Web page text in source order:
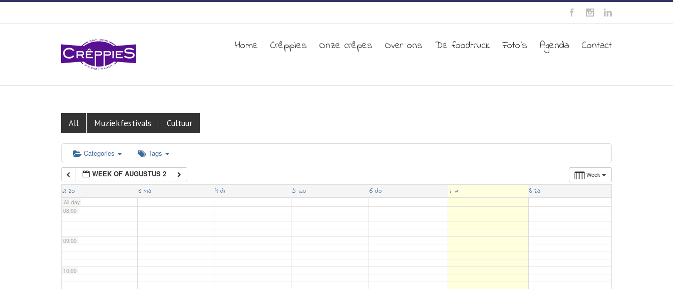
Home Crêppies Onze crêpes Over ons De foodtruck Foto’s Agenda Contact
All Muziekfestivals Cultuur
Categories Tags
Week
WEEK OF AUGUSTUS 2
2 zo 3 ma 4 di 5 wo 6 do 7 vr 8 za
All-day
03:00
05:00
06:00
07:00
08:00
09:00
10:00